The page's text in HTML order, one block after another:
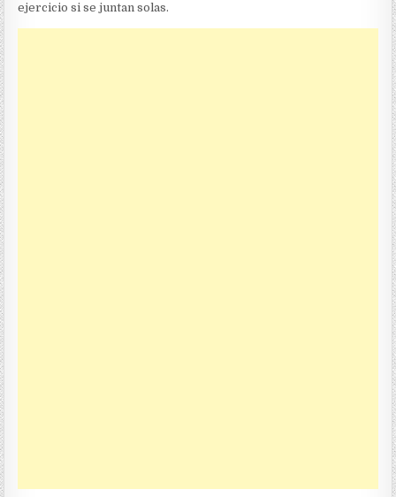
ejercicio si se juntan solas.